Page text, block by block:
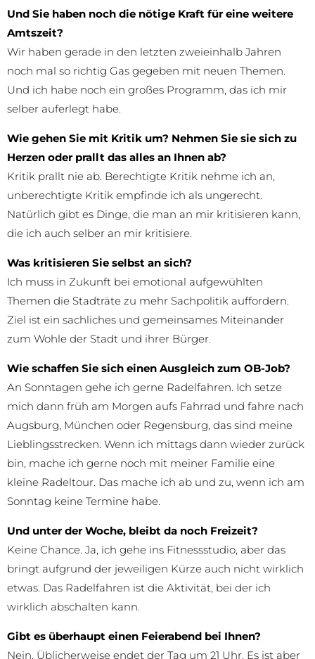
Und Sie haben noch die nötige Kraft für eine weitere
Amtszeit?
Wir haben gerade in den letzten zweieinhalb Jahren
noch mal so richtig Gas gegeben mit neuen Themen.
Und ich habe noch ein großes Programm, das ich mir
selber auferlegt habe.
Wie gehen Sie mit Kritik um? Nehmen Sie sie sich zu
Herzen oder prallt das alles an Ihnen ab?
Kritik prallt nie ab. Berechtigte Kritik nehme ich an,
unberechtigte Kritik empfinde ich als ungerecht.
Natürlich gibt es Dinge, die man an mir kritisieren kann,
die ich auch selber an mir kritisiere.
Was kritisieren Sie selbst an sich?
Ich muss in Zukunft bei emotional aufgewühlten
Themen die Stadträte zu mehr Sachpolitik auffordern.
Ziel ist ein sachliches und gemeinsames Miteinander
zum Wohle der Stadt und ihrer Bürger.
Wie schaffen Sie sich einen Ausgleich zum OB-Job?
An Sonntagen gehe ich gerne Radelfahren. Ich setze
mich dann früh am Morgen aufs Fahrrad und fahre nach
Augsburg, München oder Regensburg, das sind meine
Lieblingsstrecken. Wenn ich mittags dann wieder zurück
bin, mache ich gerne noch mit meiner Familie eine
kleine Radeltour. Das mache ich ab und zu, wenn ich am
Sonntag keine Termine habe.
Und unter der Woche, bleibt da noch Freizeit?
Keine Chance. Ja, ich gehe ins Fitnessstudio, aber das
bringt aufgrund der jeweiligen Kürze auch nicht wirklich
etwas. Das Radelfahren ist die Aktivität, bei der ich
wirklich abschalten kann.
Gibt es überhaupt einen Feierabend bei Ihnen?
Nein. Üblicherweise endet der Tag um 21 Uhr. Es ist aber